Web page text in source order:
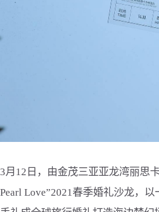
3月12日，由金茂三亚亚龙湾丽思
Pearl Love”2021春季婚礼沙龙，